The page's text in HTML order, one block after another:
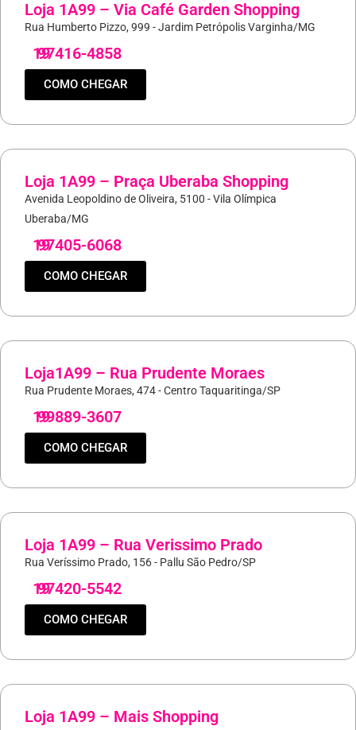
Loja 1A99 – Via Café Garden Shopping
Rua Humberto Pizzo, 999 - Jardim Petrópolis Varginha/MG
19
97416-4858
COMO CHEGAR
Loja 1A99 – Praça Uberaba Shopping
Avenida Leopoldino de Oliveira, 5100 - Vila Olímpica
Uberaba/MG
19
97405-6068
COMO CHEGAR
Loja1A99 – Rua Prudente Moraes
Rua Prudente Moraes, 474 - Centro Taquaritinga/SP
19
99889-3607
COMO CHEGAR
Loja 1A99 – Rua Verissimo Prado
Rua Veríssimo Prado, 156 - Pallu São Pedro/SP
19
97420-5542
COMO CHEGAR
Loja 1A99 – Mais Shopping